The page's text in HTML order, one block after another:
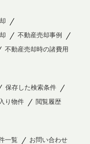
不動産売却事例
不動産売却時の諸費用
保存した検索条件
り物件 閲覧履歴
一覧 お問い合わせ